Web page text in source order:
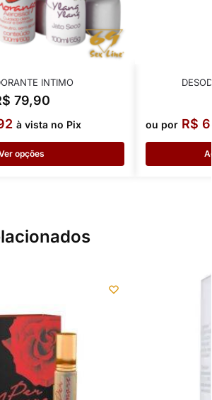
INTIMO
79,90
à vista no Pix
opções
ou por R$